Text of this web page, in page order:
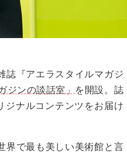
誌『アエラスタイルマガジ
ジンの談話室」 を開設。誌
ジナルコンテンツをお届け
界で最も美しい美術館と言